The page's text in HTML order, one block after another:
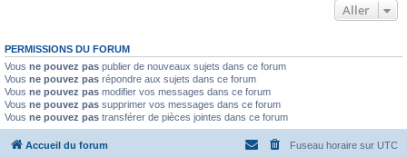
Aller
PERMISSIONS DU FORUM
Vous ne pouvez pas publier de nouveaux sujets dans ce forum
Vous ne pouvez pas répondre aux sujets dans ce forum
Vous ne pouvez pas modifier vos messages dans ce forum
Vous ne pouvez pas supprimer vos messages dans ce forum
Vous ne pouvez pas transférer de pièces jointes dans ce forum
Accueil du forum Fuseau horaire sur UTC